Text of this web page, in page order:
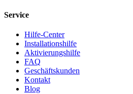
Service
Hilfe-Center
Installationshilfe
Aktivierungshilfe
FAQ
Geschäftskunden
Kontakt
Blog